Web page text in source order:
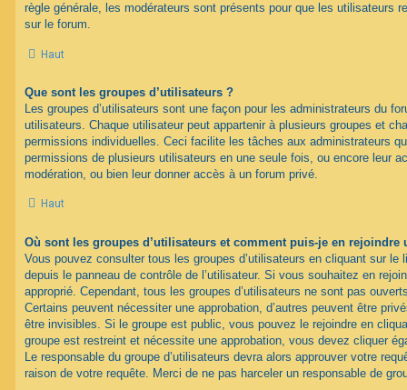
règle générale, les modérateurs sont présents pour que les utilisateurs
sur le forum.
Haut
Que sont les groupes d’utilisateurs ?
Les groupes d’utilisateurs sont une façon pour les administrateurs du
utilisateurs. Chaque utilisateur peut appartenir à plusieurs groupes et
permissions individuelles. Ceci facilite les tâches aux administrateurs
permissions de plusieurs utilisateurs en une seule fois, ou encore leur
modération, ou bien leur donner accès à un forum privé.
Haut
Où sont les groupes d’utilisateurs et comment puis-je en rejoindre
Vous pouvez consulter tous les groupes d’utilisateurs en cliquant sur le
depuis le panneau de contrôle de l’utilisateur. Si vous souhaitez en
approprié. Cependant, tous les groupes d’utilisateurs ne sont pas
Certains peuvent nécessiter une approbation, d’autres peuvent être
être invisibles. Si le groupe est public, vous pouvez le rejoindre en
groupe est restreint et nécessite une approbation, vous devez cliquer
Le responsable du groupe d’utilisateurs devra alors approuver votre
raison de votre requête. Merci de ne pas harceler un responsable de